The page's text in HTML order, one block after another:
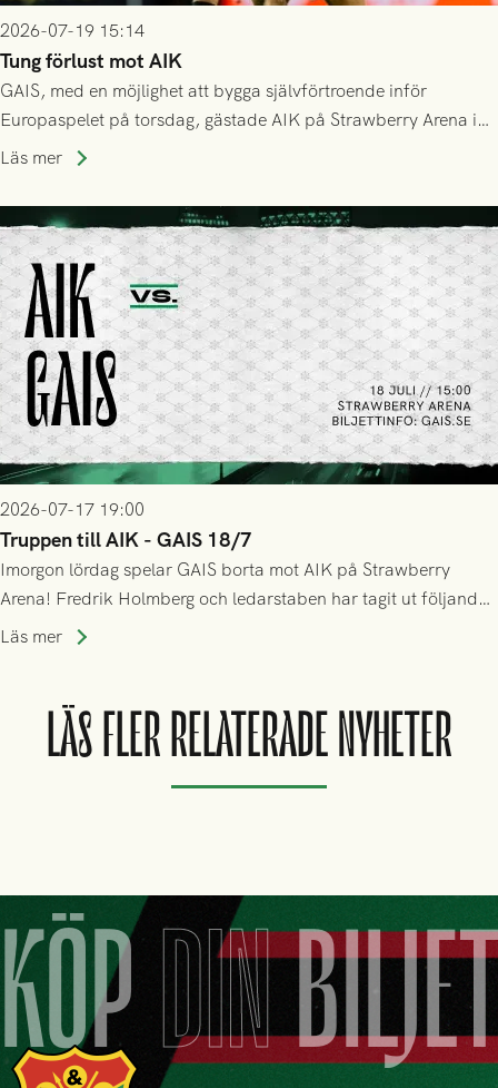
2026-07-19 15:14
Tung förlust mot AIK
GAIS, med en möjlighet att bygga självförtroende inför
Europaspelet på torsdag, gästade AIK på Strawberry Arena i
Stockholm . Men trots konstant hotande i första halvlek av
lyckades få in 2-0.
Läs mer
2026-07-17 19:00
Truppen till AIK - GAIS 18/7
Imorgon lördag spelar GAIS borta mot AIK på Strawberry
Arena! Fredrik Holmberg och ledarstaben har tagit ut följande
trupp till matchen:
Läs mer
LÄS FLER RELATERADE NYHETER
KÖPDIN